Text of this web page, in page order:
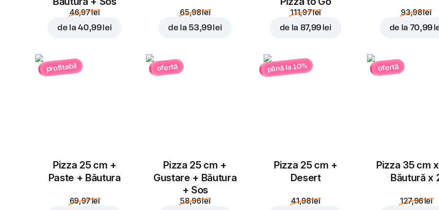
46,97 lei
de la40,99 lei
65,98 lei
de la 53,99 lei
111,97 lei
de la 87,99 lei
93,98 lei
de la 70,99
profitabil
Pizza 25 cm +
Paste + Băutura
69,97 lei
ofertă
Pizza 25 cm +
Gustare + Băutura
+ Sos
58,96 lei
până la 10%
Pizza 25 cm +
Desert
41,98 lei
ofertă
Pizza 35 cm
Băutură x
127,96 lei